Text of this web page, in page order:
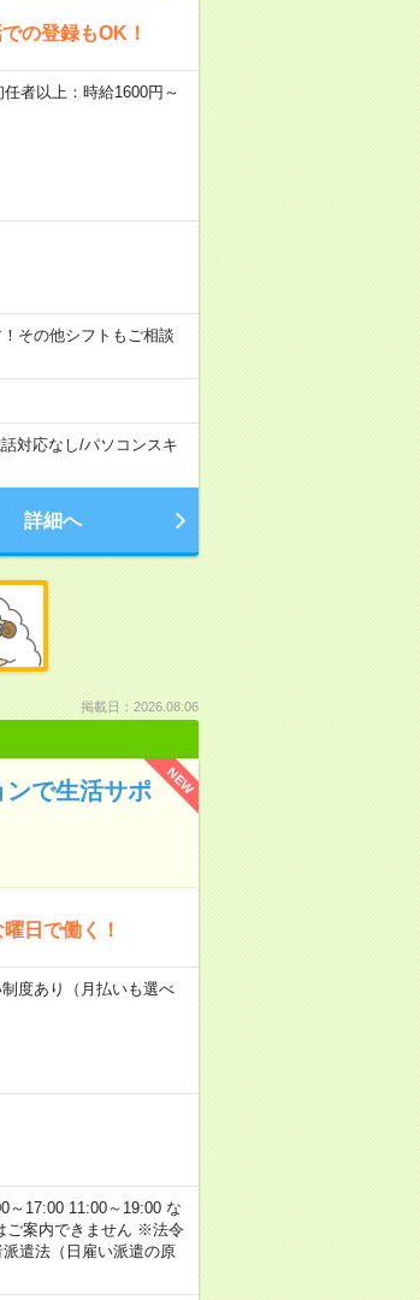
の登録もOK！
者以上：時給1600円～
その他シフトもご相談
対応なし/パソコンスキ
詳細へ
掲載日：2026.08.06
NEW
で生活サポ
日で働く！
度あり（月払いも選べ
17:00 11:00～19:00 な
ご案内できません ※法令
遣法（日雇い派遣の原